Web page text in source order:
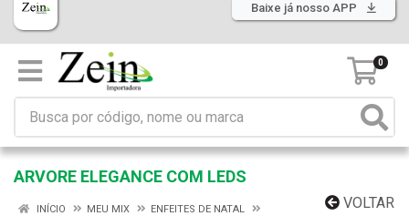
Baixe já nosso APP
0
ARVORE ELEGANCE COM LEDS
VOLTAR
INÍCIO MEU MIX
ENFEITES DE NATAL